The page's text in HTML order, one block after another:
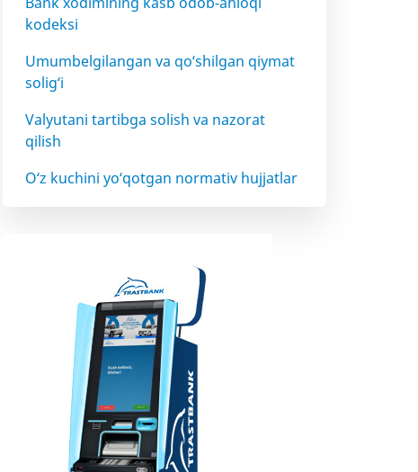
kodeksi
Umumbelgilangan va qo‘shilgan qiymat
solig‘i
Valyutani tartibga solish va nazorat
qilish
O‘z kuchini yo‘qotgan normativ hujjatlar